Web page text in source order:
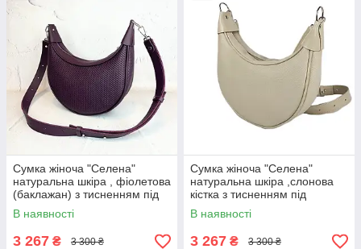
Сумка жіноча "Селена"
натуральна шкіра , фіолетова
(баклажан) з тисненням під
рептилію
В наявності
3 267 ₴ 3 300 ₴
Сумка жіноча "Селена"
натуральна шкіра ,слонова
кістка з тисненням під
рептилію
В наявності
3 267 ₴ 3 300 ₴